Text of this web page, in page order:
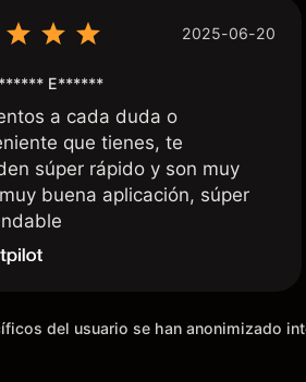
2025-06-20
E******
a cada duda o
que tienes, te
súper rápido y son muy
buena aplicación, súper
del usuario se han anonimizado